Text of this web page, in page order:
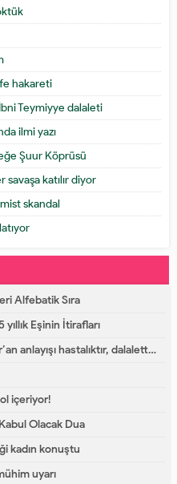
hakareti
İbni Teymiyye dalaleti
ilmi yazı
Şuur Köprüsü
katılır diyor
skandal
Alfebatik Sıra
Eşinin İtirafları
Mehmet Kırkıncı: Sünnetsiz Kur’an anlayışı hastalıktır, dalalettir!
içeriyor!
Olacak Dua
kadın konuştu
uyarı